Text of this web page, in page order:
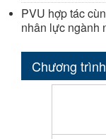
PVU hợp tác
nhân lực ngành
Chương